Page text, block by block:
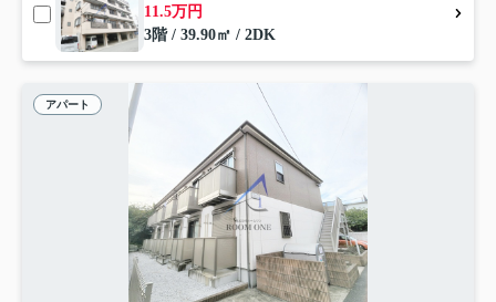
11.5万円
3階 / 39.90㎡ / 2DK
アパート